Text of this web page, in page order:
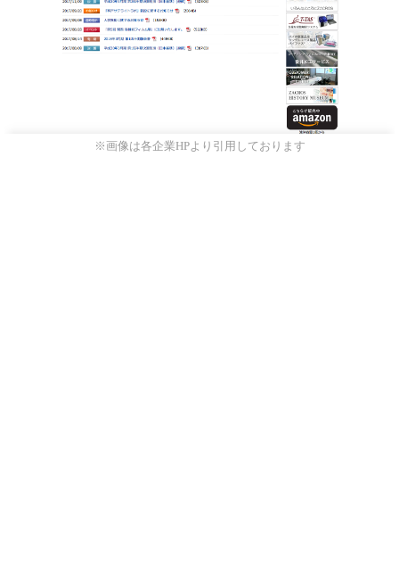
※画像は各企業HPより引用しております